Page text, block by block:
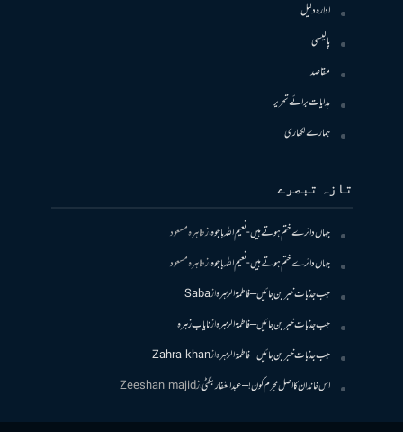
ادارہ دلیل
پالیسی
مقاصد
ہدایات برائے تحریر
ہمارے لکھاری
تازہ تبصرے
جہاں دائرے ختم ہوتے ہیں- نعیم اللہ باجوہازطاہرہ مسعود
جہاں دائرے ختم ہوتے ہیں- نعیم اللہ باجوہازطاہرہ مسعود
جب جذبات خبر بن جائیں – فاطمۃالزہرہازSaba
جب جذبات خبر بن جائیں – فاطمۃالزہرہازنایاب زہرہ
جب جذبات خبر بن جائیں – فاطمۃالزہرہازZahra khan
اس خاندان کا اصل مجرم کون! – عبدالغفار بگٹیازZeeshan majid